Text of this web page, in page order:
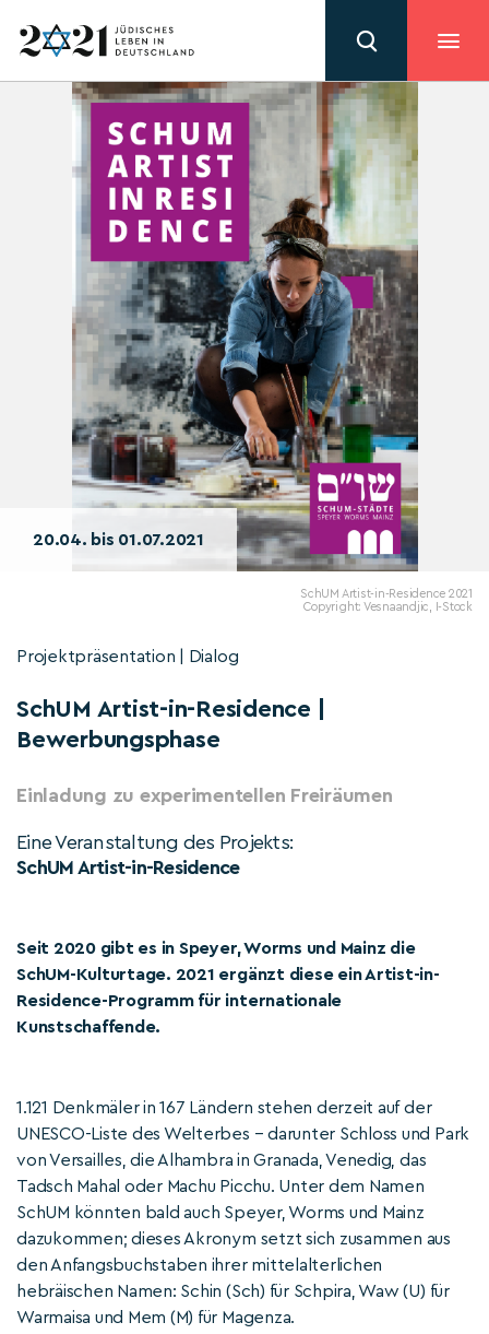
20.04. bis 01.07.2021
SchUM Artist-in-Residence 2021
Copyright: Vesnaandjic, I-Stock
Projektpräsentation | Dialog
SchUM Artist-in-Residence |
Bewerbungsphase
Einladung zu experimentellen Freiräumen
Eine Veranstaltung des Projekts:
SchUM Artist-in-Residence
Seit 2020 gibt es in Speyer, Worms und Mainz die
SchUM-Kulturtage. 2021 ergänzt diese ein Artist-in-
Residence-Programm für internationale
Kunstschaffende.
1.121 Denkmäler in 167 Ländern stehen derzeit auf der
UNESCO-Liste des Welterbes – darunter Schloss und Park
von Versailles, die Alhambra in Granada, Venedig, das
Tadsch Mahal oder Machu Picchu. Unter dem Namen
SchUM könnten bald auch Speyer, Worms und Mainz
dazukommen; dieses Akronym setzt sich zusammen aus
den Anfangsbuchstaben ihrer mittelalterlichen
hebräischen Namen: Schin (Sch) für Schpira, Waw (U) für
Warmaisa und Mem (M) für Magenza.